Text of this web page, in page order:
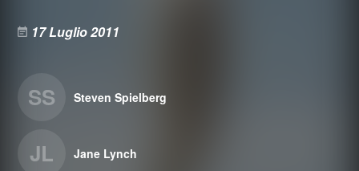
17 Luglio 2011
SS Steven Spielberg
JL Jane Lynch